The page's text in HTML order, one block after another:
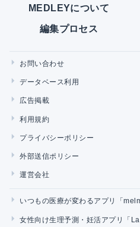
MEDLEYについて
編集プロセス
お問い合わせ
データベース利用
広告掲載
利用規約
プライバシーポリシー
外部送信ポリシー
運営会社
いつもの医療が変わるアプリ「
女性向け生理予測・妊活アプリ「